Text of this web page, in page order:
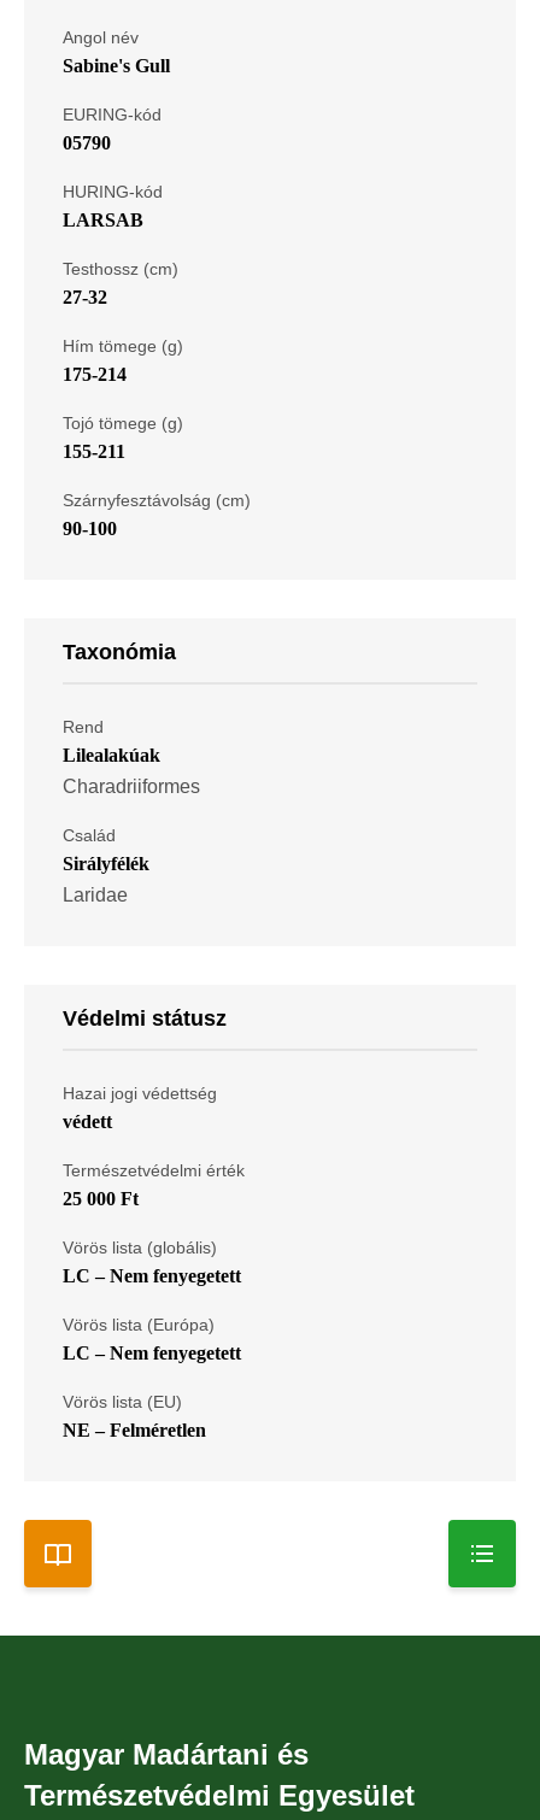
Angol név
Sabine's Gull
EURING-kód
05790
HURING-kód
LARSAB
Testhossz (cm)
27-32
Hím tömege (g)
175-214
Tojó tömege (g)
155-211
Szárnyfesztávolság (cm)
90-100
Taxonómia
Rend
Lilealakúak
Charadriiformes
Család
Sirályfélék
Laridae
Védelmi státusz
Hazai jogi védettség
védett
Természetvédelmi érték
25 000 Ft
Vörös lista (globális)
LC – Nem fenyegetett
Vörös lista (Európa)
LC – Nem fenyegetett
Vörös lista (EU)
NE – Felméretlen
Magyar Madártani és
Természetvédelmi Egyesület